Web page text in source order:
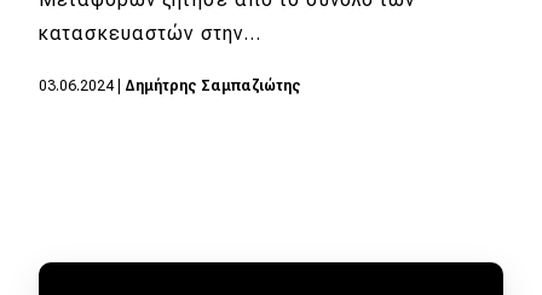
κατασκευαστών στην…
03.06.2024| Δημήτρης Σαμπαζιώτης